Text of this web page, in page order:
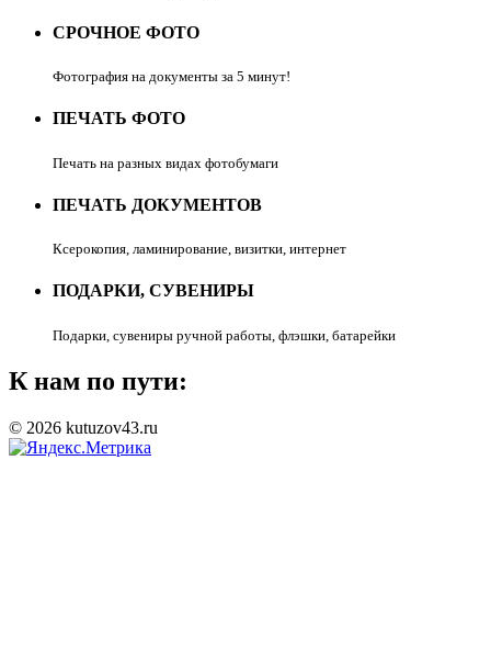
СРОЧНОЕ ФОТО
Фотография на документы за 5 минут!
ПЕЧАТЬ ФОТО
Печать на разных видах фотобумаги
ПЕЧАТЬ ДОКУМЕНТОВ
Ксерокопия, ламинирование, визитки, интернет
ПОДАРКИ, СУВЕНИРЫ
Подарки, сувениры ручной работы, флэшки, батарейки
К нам по пути:
© 2026 kutuzov43.ru